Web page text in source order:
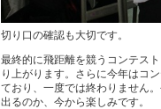
切り口の確認も大切です。
最終的に飛距離を競うコンテス
り上がります。さらに今年はコ
ており、一度では終わりません
出るのか、今から楽しみです。